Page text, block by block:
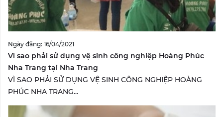
Ngày đăng: 16/04/2021
Vì sao phải sử dụng vệ sinh công nghiệp Hoàng Phúc
Nha Trang tại Nha Trang
VÌ SAO PHẢI SỬ DỤNG VỆ SINH CÔNG NGHIỆP HOÀNG
PHÚC NHA TRANG...